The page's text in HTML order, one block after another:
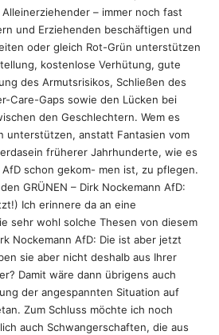
– immer noch fast
und Erziehenden beschäftigen und
oder gleich Rot-Grün unterstützen
kostenlose Verhütung, gute
des Armutsrisikos, Schließen des
Care-Gaps sowie den Lücken bei
den Geschlechtern. Wem es
unterstützen, anstatt Fantasien vom
früherer Jahrhunderte, wie es
schon gekom- men ist, zu pflegen.
GRÜNEN – Dirk Nockemann AfD:
Ich erinnere da an eine
sehr wohl solche Thesen von diesem
Nockemann AfD: Die ist aber jetzt
sie aber nicht deshalb aus Ihrer
Damit wäre dann übrigens auch
der angespannten Situation auf
Zum Schluss möchte ich noch
auch Schwangerschaften, die aus